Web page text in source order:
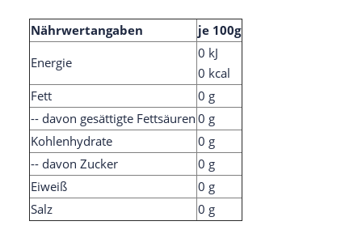
Nährwertangaben
je 100g
Energie
0 kJ
0 kcal
Fett
0 g
-- davon gesättigte Fettsäuren0 g
Kohlenhydrate
0 g
-- davon Zucker
0 g
Eiweiß
0 g
Salz
0 g